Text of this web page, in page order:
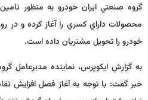
گروه صنعتي ايران خودرو به منظور تامين
خودرو را تحويل مشتريان داده است.
به گزارش ايكوپرس، نماينده مديرعامل
خبر گفت: با توجه به آغاز فصل افزايش